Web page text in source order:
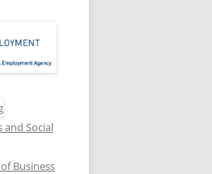
and Social
Business